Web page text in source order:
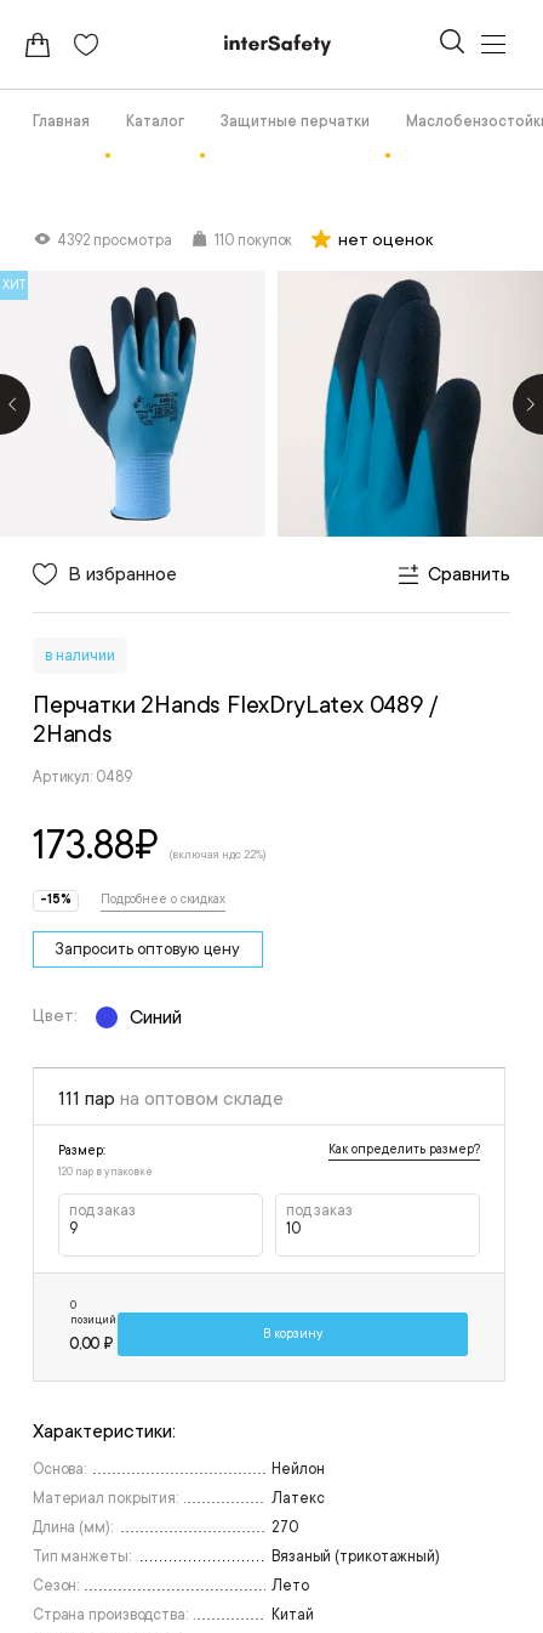
Главная Каталог Защитные перчатки
4392 просмотра 110 покупок нет оценок
ХИТ
В избранное Сравнить
в наличии
Перчатки 2Hands FlexDryLatex 0489 /
2Hands
Артикул: 0489
173.88₽ (включая ндс 22%)
-15% Подробнее о скидках
Запросить оптовую цену
Цвет: Синий
111 пар на оптовом складе
Размер: Как определить размер?
120 пар в упаковке
под заказ
9
под заказ
10
0
позиций
0,00 ₽
В корзину
Характеристики:
Основа:
Нейлон
Материал покрытия:
Латекс
Длина (мм):
270
Тип манжеты:
Вязаный (трикотажный)
Сезон:
Лето
Страна производства:
Китай